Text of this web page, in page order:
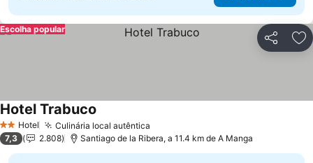
Partilhar
Escolha popular
2 Estrelas
Hotel Culinária local autêntica
Hotel Trabuco
7,3 2.808 Santiago de la Ribera, a 11.4 km de A Manga